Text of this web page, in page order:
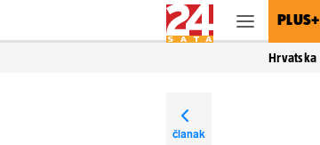
PLUS+
Hrvatska
članak